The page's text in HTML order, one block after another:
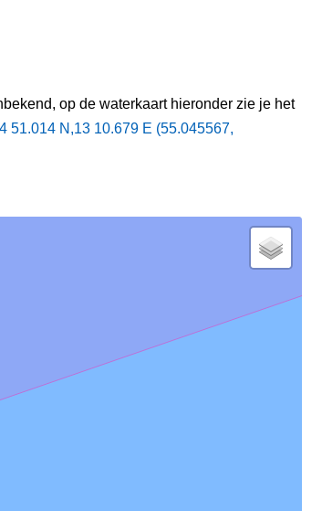
op de waterkaart hieronder zie je het
51.014 N,13 10.679 E (55.045567,